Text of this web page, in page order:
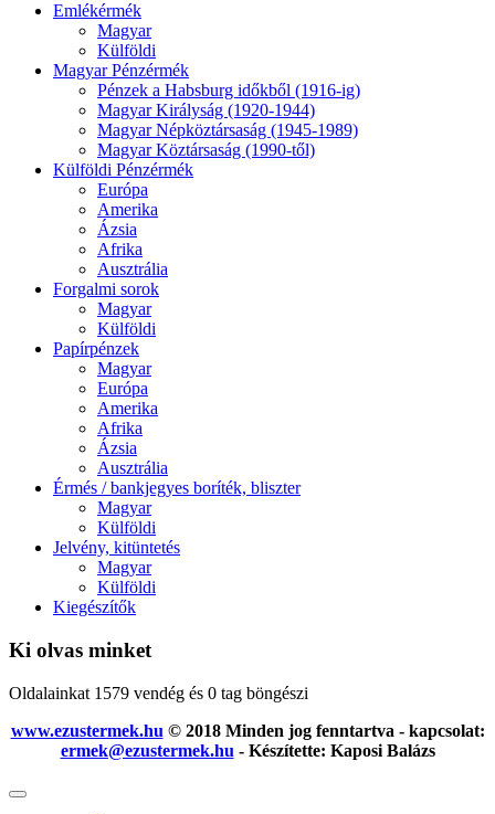
Emlékérmék
Magyar
Külföldi
Magyar Pénzérmék
Pénzek a Habsburg időkből (1916-ig)
Magyar Királyság (1920-1944)
Magyar Népköztársaság (1945-1989)
Magyar Köztársaság (1990-től)
Külföldi Pénzérmék
Európa
Amerika
Ázsia
Afrika
Ausztrália
Forgalmi sorok
Magyar
Külföldi
Papírpénzek
Magyar
Európa
Amerika
Afrika
Ázsia
Ausztrália
Érmés / bankjegyes boríték, bliszter
Magyar
Külföldi
Jelvény, kitüntetés
Magyar
Külföldi
Kiegészítők
Ki olvas minket
Oldalainkat 1579 vendég és 0 tag böngészi
www.ezustermek.hu © 2018 Minden jog fenntartva - kapcsolat:
ermek@ezustermek.hu - Készítette: Kaposi Balázs